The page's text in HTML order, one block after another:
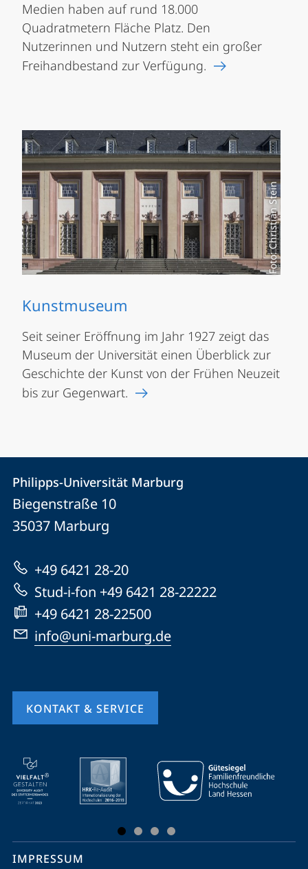
Medien haben auf rund 18.000
Quadratmetern Fläche Platz. Den
Nutzerinnen und Nutzern steht ein großer
Freihandbestand zur Verfügung.
Foto: Christian Stein
Kunstmuseum
Seit seiner Eröffnung im Jahr 1927 zeigt das
Museum der Universität einen Überblick zur
Geschichte der Kunst von der Frühen Neuzeit
bis zur Gegenwart.
Kontakt
und
Informationen
zur
Website
Kontaktinformationen
Philipps-
Universität
Marburg
Philipps-Universität Marburg
Biegenstraße 10
35037 Marburg
+49 6421 28-20
Stud-i-fon +49 6421 28-22222
+49 6421 28-22500
info@uni-marburg.de
KONTAKT & SERVICE
Mobile-
Service-
Navigation
Social
IMPRESSUM